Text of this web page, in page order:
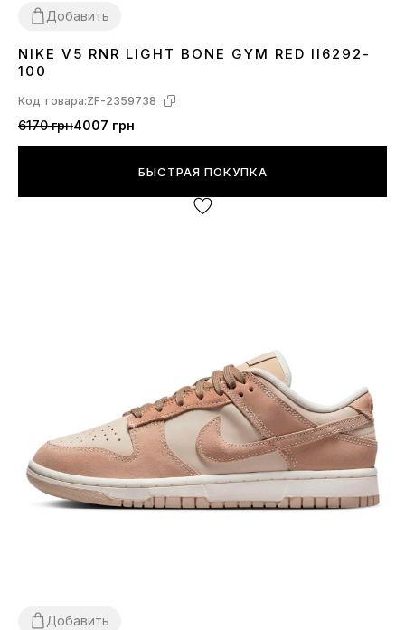
Добавить
4041 43 4445
NIKE V5 RNR LIGHT BONE GYM RED II6292-
100
Код товара:ZF-2359738
6170 грн4007 грн
БЫСТРАЯ ПОКУПКА
Добавить